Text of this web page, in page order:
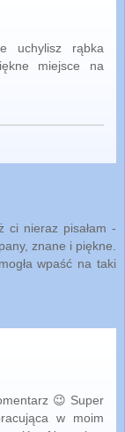
uchylisz rąbka
miejsce na
ci nieraz pisałam -
znane i piękne.
wpaść na taki
😉 Super
w moim